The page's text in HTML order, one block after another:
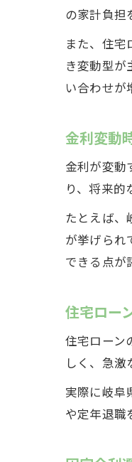
の家計負担
また、住
き変動型が
い合わせが
金利変動
金利が変動
り、将来的
たとえば、
が挙げられ
できる点が
住宅ロー
住宅ローン
しく、急
実際に岐阜
や定年退職